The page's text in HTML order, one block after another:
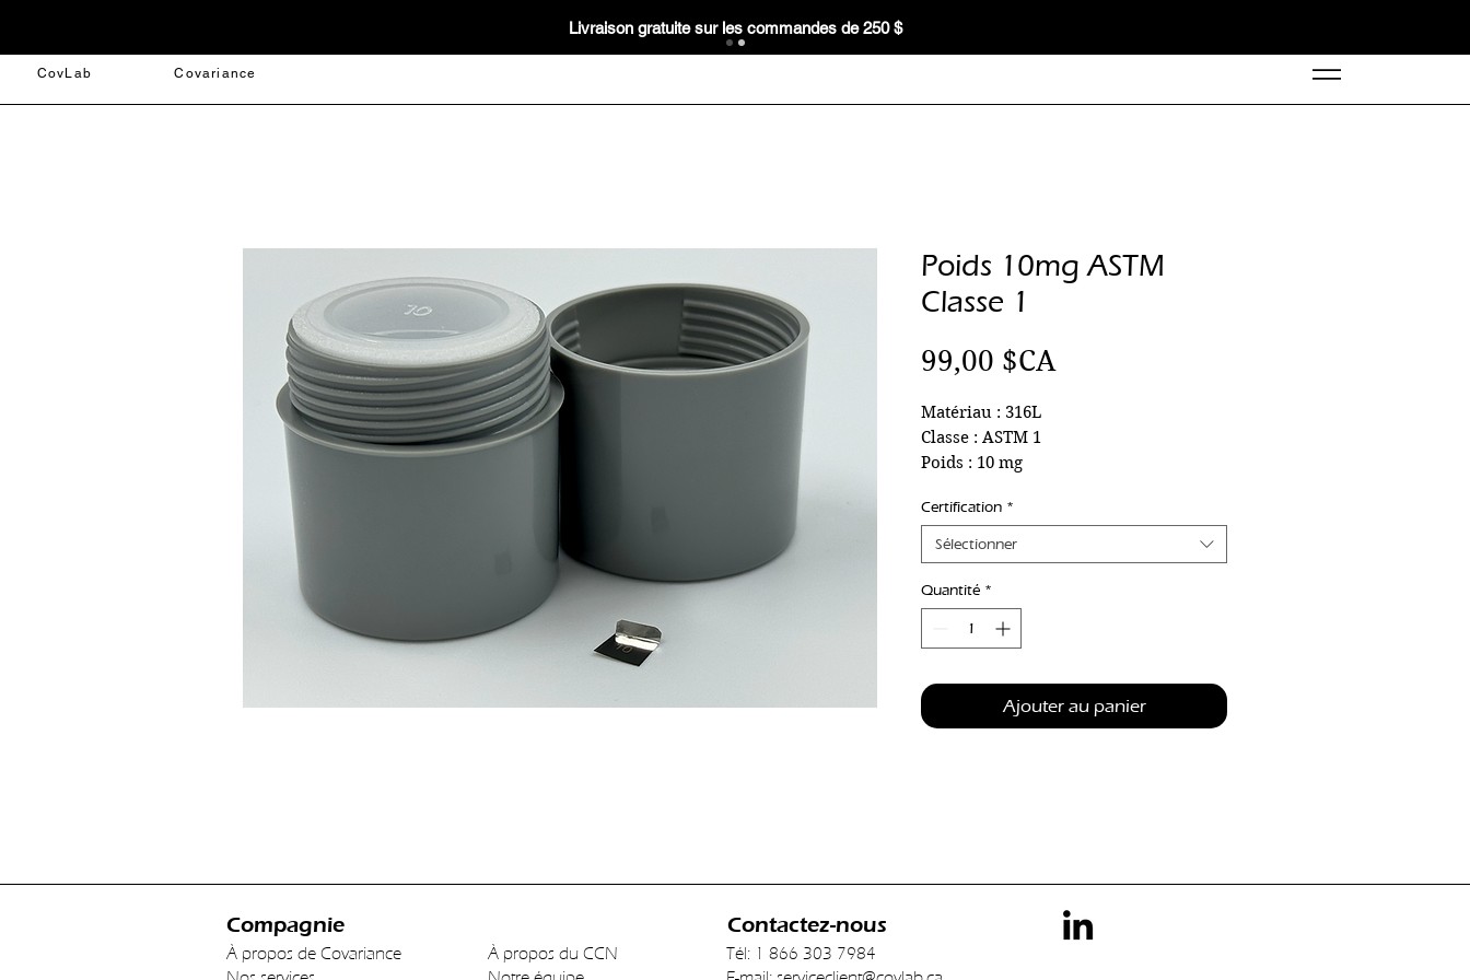
Livraison gratuite sur les commandes de 250 $
CovLab Covariance
Poids 10mg ASTM
Classe 1
99,00 $CA
Matériau : 316L
Classe : ASTM 1
Poids : 10 mg
Certification *
Sélectionner
Quantité *
Ajouter au panier
Compagnie
À propos de Covariance
À propos du CCN
Contactez-nous
Tél: 1 866 303 7984